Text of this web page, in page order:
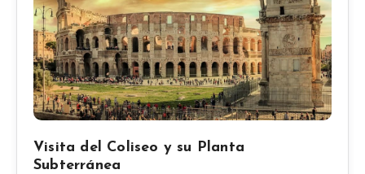
Visita del Coliseo y su Planta
Subterránea